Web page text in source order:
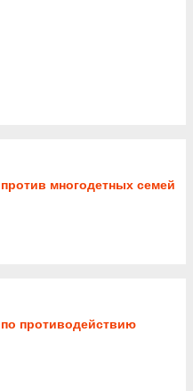
многодетных семей
противодействию